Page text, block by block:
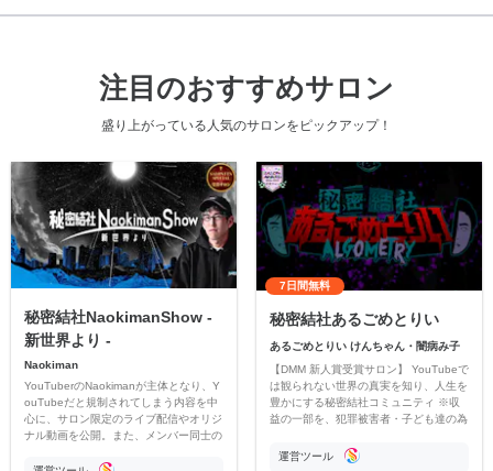
注目のおすすめサロン
盛り上がっている人気のサロンをピックアップ！
秘密結社NaokimanShow -
新世界より -
Naokiman
YouTuberのNaokimanが主体となり、Y
ouTubeだと規制されてしまう内容を中
心に、サロン限定のライブ配信やオリジ
ナル動画を公開。また、メンバー同士の
ただいています。
7日間無料
秘密結社あるごめとりい
あるごめとりい けんちゃん・闇病み子
【DMM 新人賞受賞サロン】 YouTubeで
は観られない世界の真実を知り、人生を
豊かにする秘密結社コミュニティ ※収
益の一部を、犯罪被害者・子ども達の為
す運営ツール